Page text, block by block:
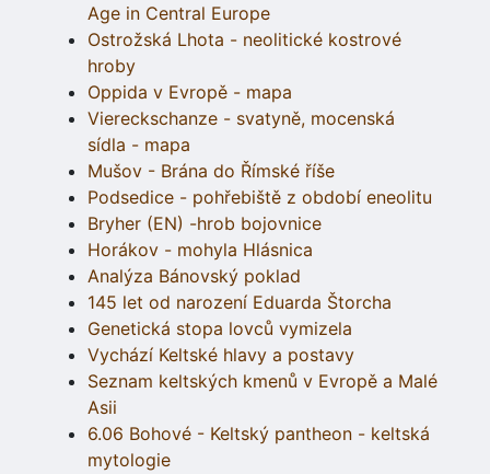
Age in Central Europe
Ostrožská Lhota - neolitické kostrové
hroby
Oppida v Evropě - mapa
Viereckschanze - svatyně, mocenská
sídla - mapa
Mušov - Brána do Římské říše
Podsedice - pohřebiště z období eneolitu
Bryher (EN) -hrob bojovnice
Horákov - mohyla Hlásnica
Analýza Bánovský poklad
145 let od narození Eduarda Štorcha
Genetická stopa lovců vymizela
Vychází Keltské hlavy a postavy
Seznam keltských kmenů v Evropě a Malé
Asii
6.06 Bohové - Keltský pantheon - keltská
mytologie